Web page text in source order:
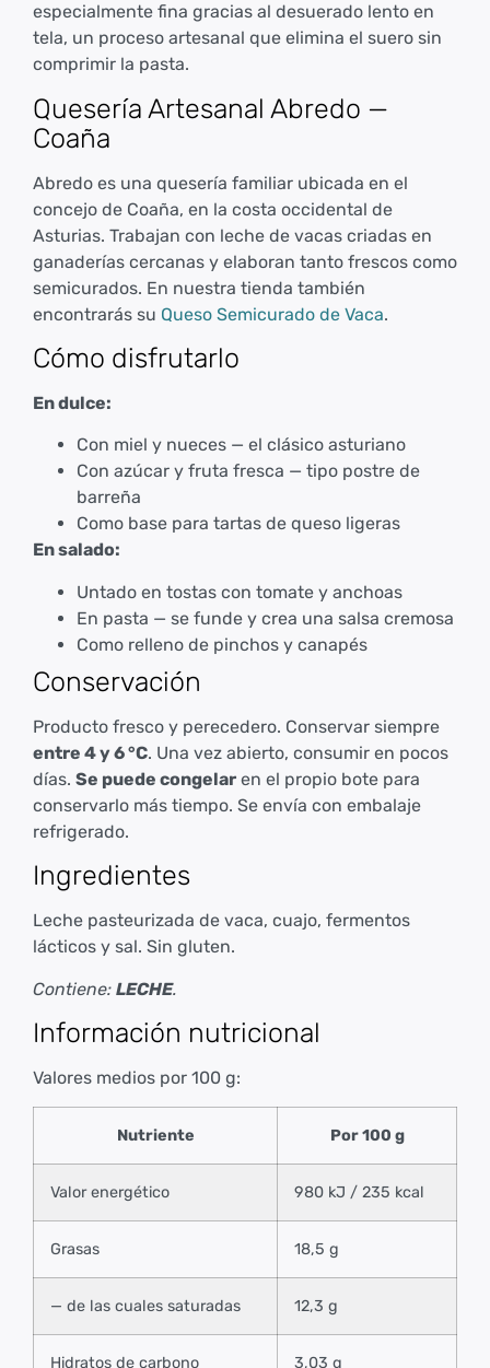
especialmente fina gracias al desuerado lento en
tela, un proceso artesanal que elimina el suero sin
comprimir la pasta.
Quesería Artesanal Abredo —
Coaña
Abredo es una quesería familiar ubicada en el
concejo de Coaña, en la costa occidental de
Asturias. Trabajan con leche de vacas criadas en
ganaderías cercanas y elaboran tanto frescos como
semicurados. En nuestra tienda también
encontrarás su Queso Semicurado de Vaca.
Cómo disfrutarlo
En dulce:
Con miel y nueces — el clásico asturiano
Con azúcar y fruta fresca — tipo postre de
barreña
Como base para tartas de queso ligeras
En salado:
Untado en tostas con tomate y anchoas
En pasta — se funde y crea una salsa cremosa
Como relleno de pinchos y canapés
Conservación
Producto fresco y perecedero. Conservar siempre
entre 4 y 6 °C. Una vez abierto, consumir en pocos
días. Se puede congelar en el propio bote para
conservarlo más tiempo. Se envía con embalaje
refrigerado.
Ingredientes
Leche pasteurizada de vaca, cuajo, fermentos
lácticos y sal. Sin gluten.
Contiene: LECHE.
Información nutricional
Valores medios por 100 g:
Nutriente Por 100 g
Valor energético 980 kJ / 235 kcal
Grasas 18,5 g
— de las cuales saturadas 12,3 g
Hidratos de carbono 3,03 g